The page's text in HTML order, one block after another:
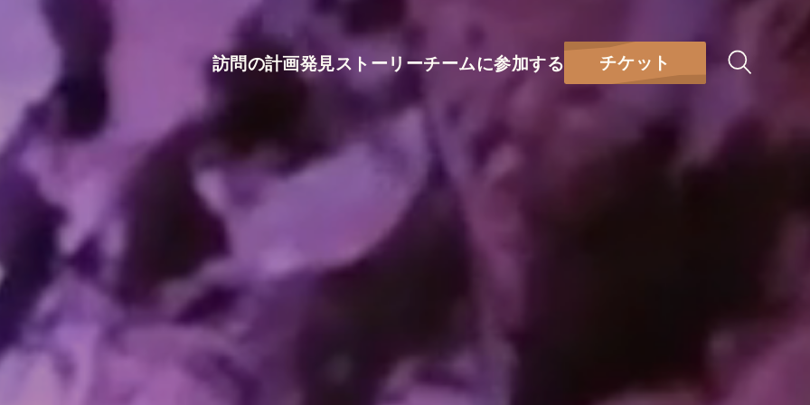
訪問の計画発見ストーリーチームに参加する チケット